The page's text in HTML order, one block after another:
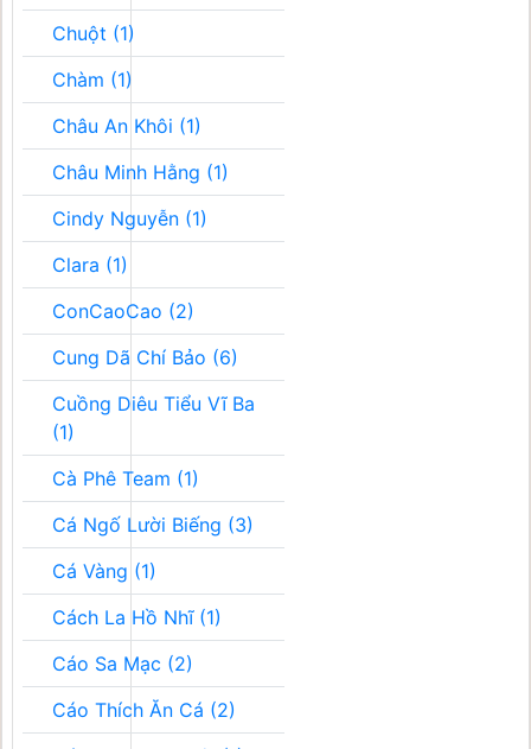
Chuột (1)
Chàm (1)
Châu An Khôi (1)
Châu Minh Hằng (1)
Cindy Nguyễn (1)
Clara (1)
ConCaoCao (2)
Cung Dã Chí Bảo (6)
Cuồng Diêu Tiểu Vĩ Ba
(1)
Cà Phê Team (1)
Cá Ngố Lười Biếng (3)
Cá Vàng (1)
Cách La Hồ Nhĩ (1)
Cáo Sa Mạc (2)
Cáo Thích Ăn Cá (2)